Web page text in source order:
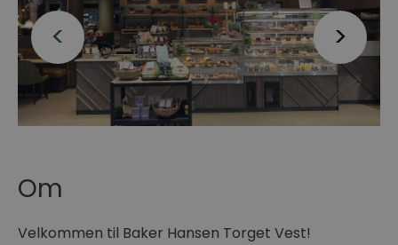
Om
Velkommen til Baker Hansen Torget Vest!